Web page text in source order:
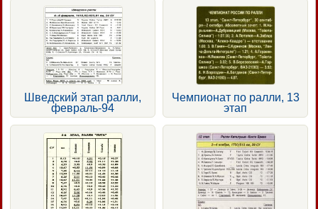
Шведский этап ралли,
февраль-94
Чемпионат по ралли, 13
этап